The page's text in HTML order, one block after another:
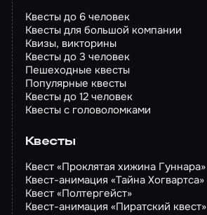
Квесты до 6 человек
Квесты для большой компании
Квизы, викторины
Квесты до 3 человек
Пешеходные квесты
Популярные квесты
Квесты до 12 человек
Квесты с головоломками
Квесты
Квест «Проклятая хижина Гуннара»
Квест-анимация «Тайна Хогвартса»
Квест «Полтергейст»
Квест-анимация «Пиратский квест»